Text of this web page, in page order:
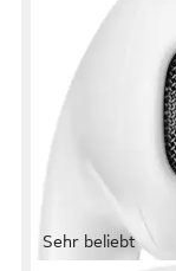
Sehr beliebt